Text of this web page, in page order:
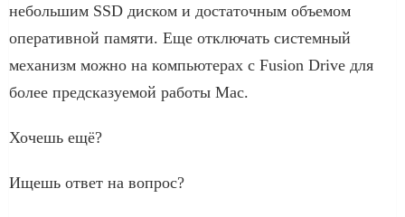
небольшим SSD диском и достаточным объемом
оперативной памяти. Еще отключать системный
механизм можно на компьютерах с Fusion Drive для
более предсказуемой работы Mac.
Хочешь ещё?
Ищешь ответ на вопрос?